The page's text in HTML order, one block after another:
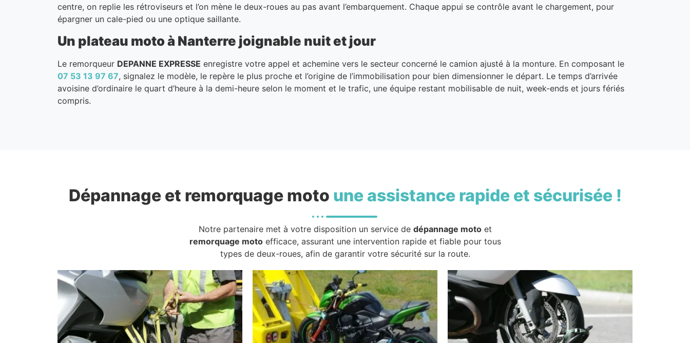
centre, on replie les rétroviseurs et l’on mène le deux-roues au pas avant l’embarquement. Chaque appui se contrôle avant le chargement, pour
épargner un cale-pied ou une optique saillante.
Un plateau moto à Nanterre joignable nuit et jour
Le remorqueur DEPANNE EXPRESSE enregistre votre appel et achemine vers le secteur concerné le camion ajusté à la monture. En composant le
07 53 13 97 67, signalez le modèle, le repère le plus proche et l’origine de l’immobilisation pour bien dimensionner le départ. Le temps d’arrivée
avoisine d’ordinaire le quart d’heure à la demi-heure selon le moment et le trafic, une équipe restant mobilisable de nuit, week-ends et jours fériés
compris.
Dépannage et remorquage moto une assistance rapide et sécurisée !
Notre partenaire met à votre disposition un service de dépannage motoet
remorquage motoefficace, assurant une intervention rapide et fiable pour tous
types de deux-roues, afin de garantir votre sécurité sur la route.